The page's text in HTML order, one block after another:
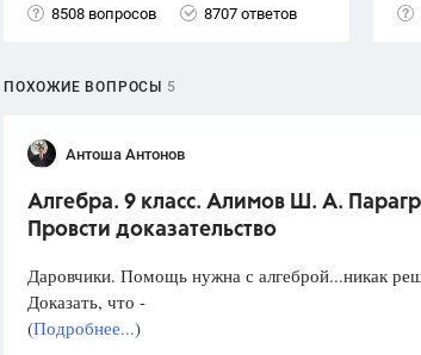
8508 вопросов 8707 ответов
ПОХОЖИЕ ВОПРОСЫ 5
Антоша Антонов
Алгебра. 9 класс. Алимов Ш. А.
Провсти доказательство
Даровчики. Помощь нужна с алгеброй...никак
Доказать, что -
(Подробнее...)